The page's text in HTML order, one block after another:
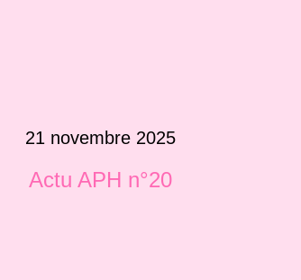
21 novembre 2025
Actu APH n°20